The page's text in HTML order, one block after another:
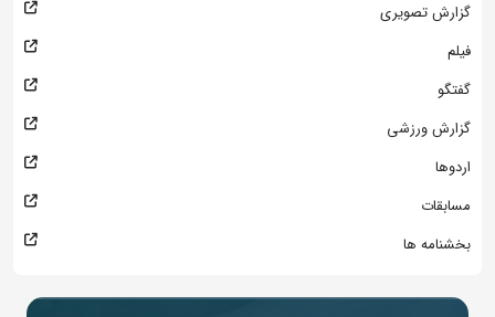
گزارش تصویری
فیلم
گفتگو
گزارش ورزشی
اردوها
مسابقات
بخشنامه ها